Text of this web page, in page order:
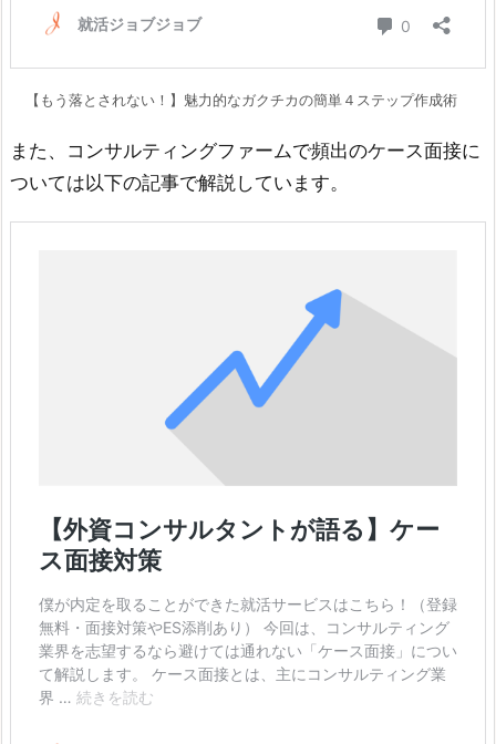
【もう落とされない！】魅力的なガクチカの簡単４ステップ作成術
また、コンサルティングファームで頻出のケース面接に
ついては以下の記事で解説しています。